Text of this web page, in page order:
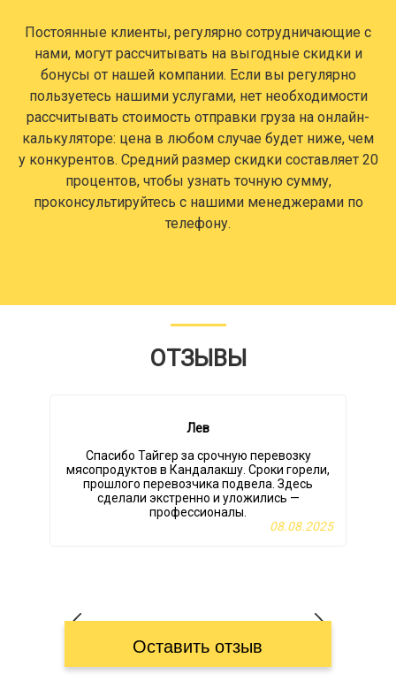
Постоянные клиенты, регулярно сотрудничающие с
нами, могут рассчитывать на выгодные скидки и
бонусы от нашей компании. Если вы регулярно
пользуетесь нашими услугами, нет необходимости
рассчитывать стоимость отправки груза на онлайн-
калькуляторе: цена в любом случае будет ниже, чем
у конкурентов. Средний размер скидки составляет 20
процентов, чтобы узнать точную сумму,
проконсультируйтесь с нашими менеджерами по
телефону.
ОТЗЫВЫ
Лев
Спасибо Тайгер за срочную перевозку
мясопродуктов в Кандалакшу. Сроки горели,
прошлого перевозчика подвела. Здесь
сделали экстренно и уложились —
профессионалы.
08.08.2025
Оставить отзыв